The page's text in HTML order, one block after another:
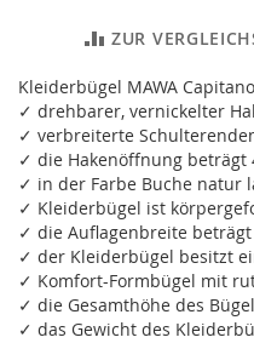
ZUR
Kleiderbügel MAWA Capitano
✓ drehbarer, vernickelter
✓ verbreiterte
✓ die Hakenöffnung beträgt
✓ in der Farbe Buche natur
✓ Kleiderbügel ist
✓ die Auflagenbreite beträgt
✓ der Kleiderbügel besitzt
✓ Komfort-Formbügel mit
✓ die Gesamthöhe des
✓ das Gewicht des